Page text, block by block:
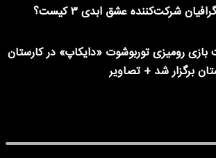
شرکت‌کننده عشق ابدی ۳ کیست؟
بازی رومیزی توربوشوت «دایکاپ» در کارستان
برگزار شد + تصاویر